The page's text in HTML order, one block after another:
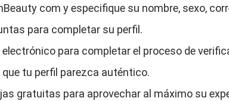
com y especifique su nombre, sexo,
para completar su perfil.
para completar el proceso de
tu perfil parezca auténtico.
gratuitas para aprovechar al máximo su